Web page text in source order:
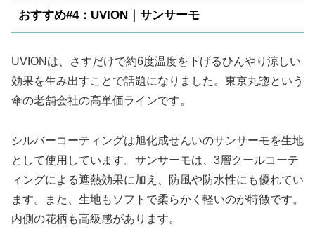
おすすめ#4：UVION｜サンサーモ
UVIONは、さすだけで約6度温度を下げるひんやり涼しい
効果を生み出すことで話題になりました。東京丸惣という
傘の老舗会社の高単価ラインです。
シルバーコーティングは旭化成せんいのサンサーモを生地
として使用しています。サンサーモは、3層クールコーテ
ィングによる遮熱効果に加え、防風や防水性にも優れてい
ます。また、生地もソフトで柔らかく軽いのが特徴です。
内側の花柄も高級感があります。